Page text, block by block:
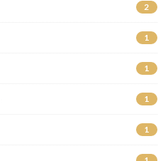
2
1
1
1
1